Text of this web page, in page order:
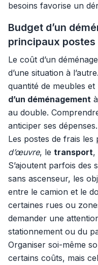
besoins favorise un
Budget d’un
principaux
Le coût d’un
d’une situation à
quantité de meubles
d’un déménagement
au double.
anticiper ses dépenses.
Les postes de frais
d’œuvre, le transport,
S’ajoutent parfois des
sans ascenseur, les
entre le camion et le
certaines rues ou
demander une
stationnement ou du
Organiser soi-même
certains coûts, mais